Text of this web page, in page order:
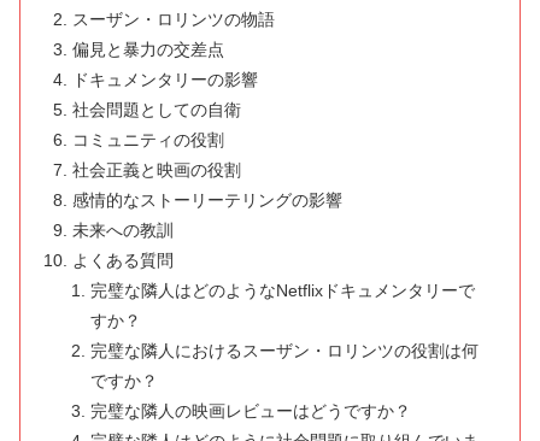
スーザン・ロリンツの物語
偏見と暴力の交差点
ドキュメンタリーの影響
社会問題としての自衛
コミュニティの役割
社会正義と映画の役割
感情的なストーリーテリングの影響
未来への教訓
よくある質問
完璧な隣人はどのようなNetflixドキュメンタリーで
すか？
完璧な隣人におけるスーザン・ロリンツの役割は何
ですか？
完璧な隣人の映画レビューはどうですか？